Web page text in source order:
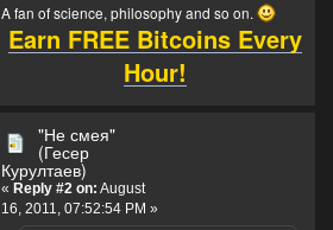
A fan of science, philosophy and so on.
Earn FREE Bitcoins Every
Hour!
"Не смея"
(Гесер
Курултаев)
« Reply #2 on: August
16, 2011, 07:52:54 PM »